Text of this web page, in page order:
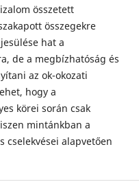
összetett
összegekre
hat a
de a megbízhatóság és
az ok-okozati
hogy a
körei során csak
mintánkban a
cselekvései alapvetően